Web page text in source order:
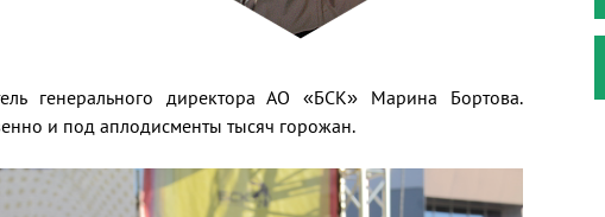
генерального директора АО «БСК» Марина Бортова.
и под аплодисменты тысяч горожан.